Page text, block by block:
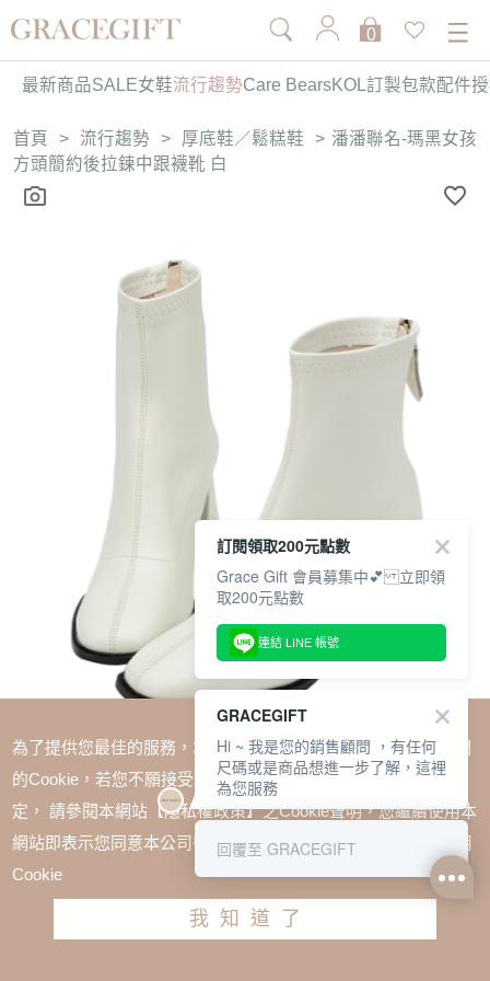
0
最新商品SALE女鞋流行趨勢Care BearsKOL訂製包款配件
首頁 > 流行趨勢 > 厚底鞋／鬆糕鞋 > 潘潘聯名-瑪黑女孩
方頭簡約後拉鍊中跟襪靴 白
潘潘聯名-瑪黑女孩方頭簡約後拉鍊中跟襪靴 白
為了提供您最佳的服務，本網站會在您的電腦中放置並取用我們
的Cookie，若您不願接受Cookie時應如何變更電腦的Cookie設
定， 請參閱本網站【隱私權政策】之Cookie聲明，您繼續使用本
網站即表示您同意本公司得按本網站使用條款之Cookie聲明使用
Cookie
我知道了
訂閱領取200元點數
Grace Gift 會員募集中💕 立即領
取200元點數
連結 LINE 帳號
GRACEGIFT
Hi ~ 我是您的銷售顧問 ，有任何
尺碼或是商品想進一步了解，這裡
為您服務
回覆至 GRACEGIFT